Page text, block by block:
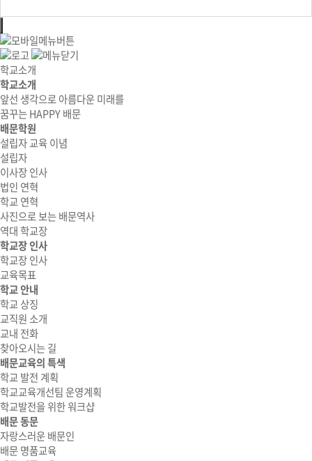
학교소개
학교소개
앞선 생각으로 아름다운 미래를
꿈꾸는 HAPPY 배문
배문학원
설립자 교육 이념
설립자
이사장 인사
법인 연혁
학교 연혁
사진으로 보는 배문역사
역대 학교장
학교장 인사
학교장 인사
교육목표
학교 안내
학교 상징
교직원 소개
교내 전화
찾아오시는 길
배문교육의 특색
학교 발전 계획
학교교육개선팀 운영계획
학교발전을 위한 워크샵
배문 동문
자랑스러운 배문인
배문 명품교육